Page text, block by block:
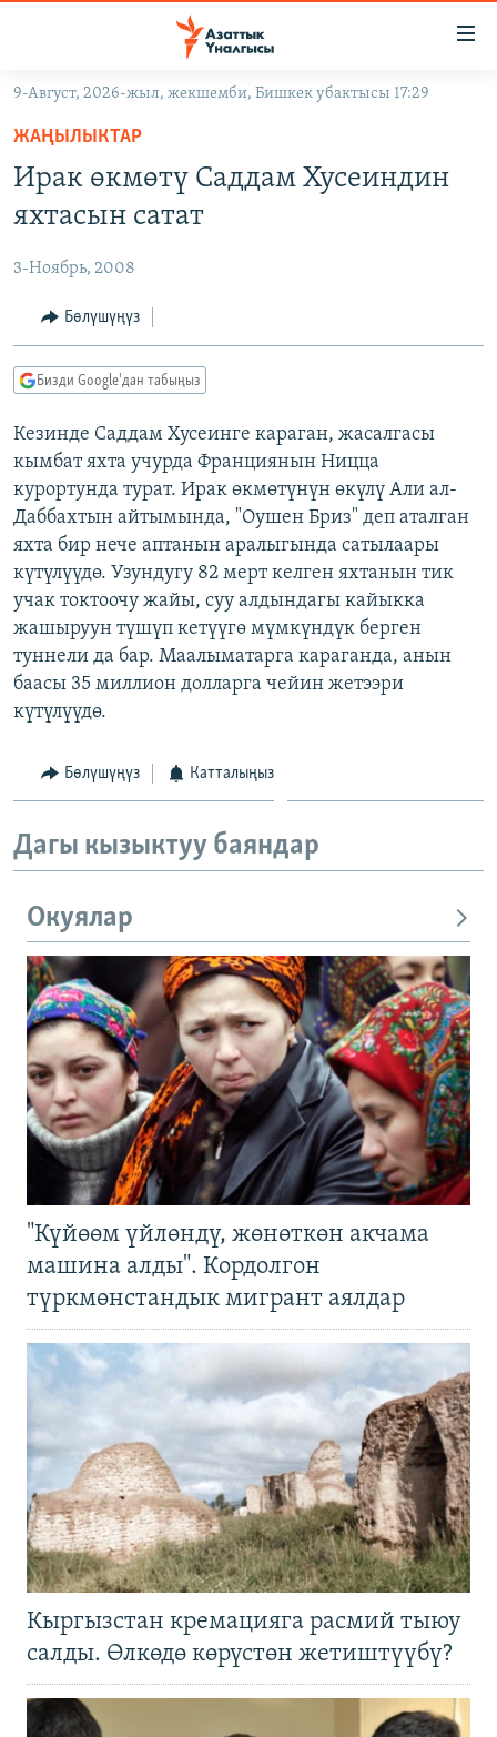
Навигацияга
өтүңүз
Издөөгө
салыңызКЫРГЫЗСТАН
ЭКОНОМИКА
МАДАНИЯТ
ДҮЙНӨ
БОРБОР АЗИЯ
АТАЙЫН ИЛИКТӨӨ
ТВ ПРОГРАММАЛАР
ЭКСПЕРТТЕР ТАЛДАЙТ
БИЗ ЖАНА ДҮЙНӨ
ЭЖЕ-СИҢДИЛЕР
АЗАТТЫК+
ЫҢГАЙСЫЗ СУРООЛОР
ӨЗГӨЧӨ ПИКИР
Русский
ОНЛАЙН ШЕРИНЕ
ЭЕ/АРнун бардык сайттары
9-Август, 2026-жыл, жекшемби, Бишкек убактысы 17:29
ЖАҢЫЛЫКТАР
Ирак өкмөтү Саддам Хусеиндин
яхтасын сатат
3-Ноябрь, 2008
Бөлүшүңүз
Бизди Google'дан табыңыз
Кезинде Саддам Хусеинге караган, жасалгасы
кымбат яхта учурда Франциянын Ницца
курортунда турат. Ирак өкмөтүнүн өкүлү Али ал-
Даббахтын айтымында, "Оушен Бриз" деп аталган
яхта бир нече аптанын аралыгында сатылаары
күтүлүүдө. Узундугу 82 мерт келген яхтанын тик
учак токтоочу жайы, суу алдындагы кайыкка
жашыруун түшүп кетүүгө мүмкүндүк берген
туннели да бар. Маалыматарга караганда, анын
баасы 35 миллион долларга чейин жетээри
күтүлүүдө.
Бөлүшүңүз Катталыңыз
Дагы кызыктуу баяндар
Окуялар
"Күйөөм үйлөндү, жөнөткөн акчама
машина алды". Кордолгон
түркмөнстандык мигрант аялдар
Кыргызстан кремацияга расмий тыюу
салды. Өлкөдө көрүстөн жетиштүүбү?